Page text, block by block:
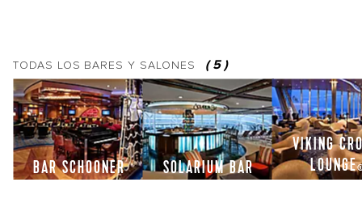
TODAS LOS BARES Y SALONES (5)
BAR SCHOONER SOLARIUM BAR
VIKING
LOUNGE